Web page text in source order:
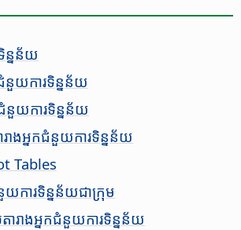
ន្នន័យ
ជំនួយ​ការ​ទិន្នន័យ
ជំនួយ​ការ​ទិន្នន័យ
ារាង​អ្នក​ជំនួយ​ការ​ទិន្នន័យ
Tables
យការ​ទិន្នន័យ​ជា​ក្រុម
ារាង​​អ្នក​ជំនួយ​ការ​ទិន្នន័យ